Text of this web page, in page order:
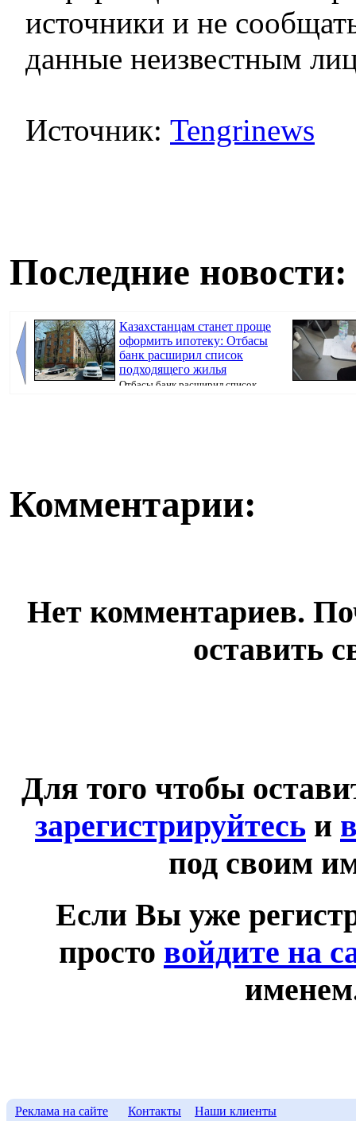
источники и не
данные неизвестным
Источник: Tengrinews
Последние новости:
Казахстанцам станет проще
оформить ипотеку: Отбасы
банк расширил список
подходящего жилья
Отбасы банк расширил список
Комментарии:
Нет комментариев.
оставить
Для того чтобы
зарегистрируйтесь и
под своим
Если Вы уже
просто войдите на
Реклама на сайте Контакты Наши клиенты